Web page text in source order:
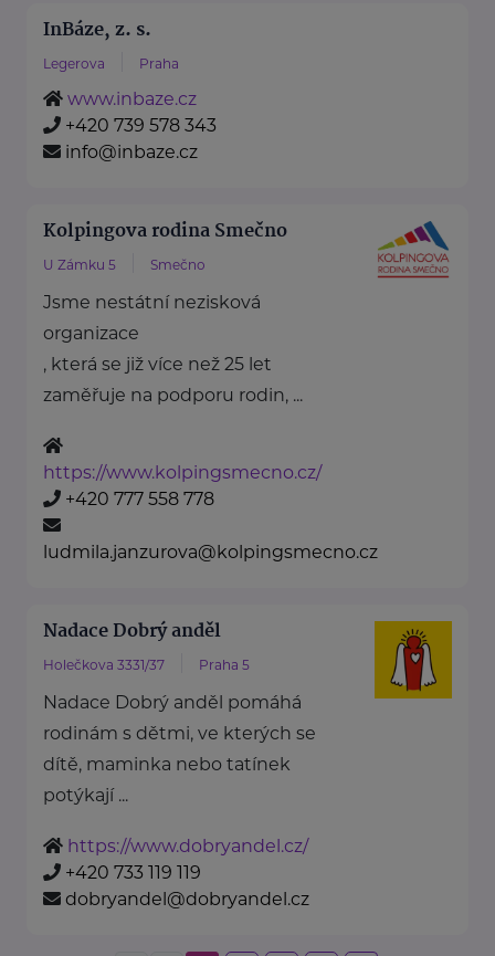
InBáze, z. s.
Legerova Praha
www.inbaze.cz
+420 739 578 343
info@inbaze.cz
Kolpingova rodina Smečno
U Zámku 5 Smečno
Jsme nestátní nezisková
organizace
, která se již více než 25 let
zaměřuje na podporu rodin, ...
https://www.kolpingsmecno.cz/
+420 777 558 778
ludmila.janzurova@kolpingsmecno.cz
Nadace Dobrý anděl
Holečkova 3331/37 Praha 5
Nadace Dobrý anděl pomáhá
rodinám s dětmi, ve kterých se
dítě, maminka nebo tatínek
potýkají ...
https://www.dobryandel.cz/
+420 733 119 119
dobryandel@dobryandel.cz